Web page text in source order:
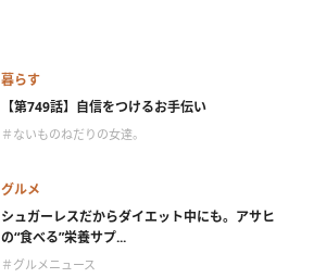
暮らす
【第749話】自信をつけるお手伝い
＃ないものねだりの女達。
グルメ
シュガーレスだからダイエット中にも。アサヒ
の“食べる”栄養サプ...
＃グルメニュース